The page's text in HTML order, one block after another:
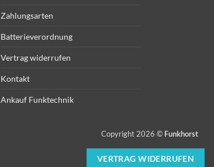
Zahlungsarten
Batterieverordnung
Vertrag widerrufen
Kontakt
Ankauf Funktechnik
Copyright 2026 © Funkhorst
VERTRAG WIDERRUFEN